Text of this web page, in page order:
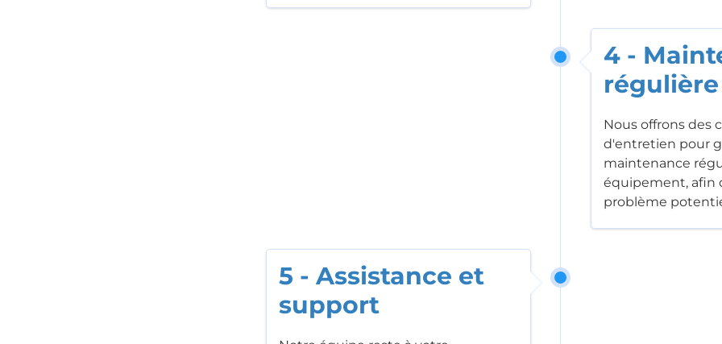
4 -
régulière
Nous offrons des
d'entretien pour
maintenance
équipement, afin
problème
5 - Assistance et
support